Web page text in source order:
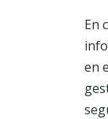
En
en